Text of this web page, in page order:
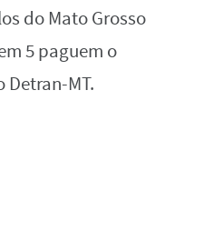
do Mato Grosso
5 paguem o
Detran-MT.